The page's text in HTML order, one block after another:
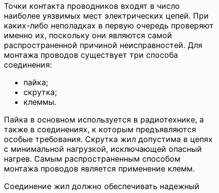
Точки контакта проводников входят в число
наиболее уязвимых мест электрических цепей. При
каких-либо неполадках в первую очередь проверяют
именно их, поскольку они являются самой
распространенной причиной неисправностей. Для
монтажа проводов существует три способа
соединения:
пайка;
скрутка;
клеммы.
Пайка в основном используется в радиотехнике, а
также в соединениях, к которым предъявляются
особые требования. Скрутка жил допустима в цепях
с минимальной нагрузкой, исключающей опасный
нагрев. Самым распространенным способом
монтажа проводов является применение клемм.
Соединение жил должно обеспечивать надежный